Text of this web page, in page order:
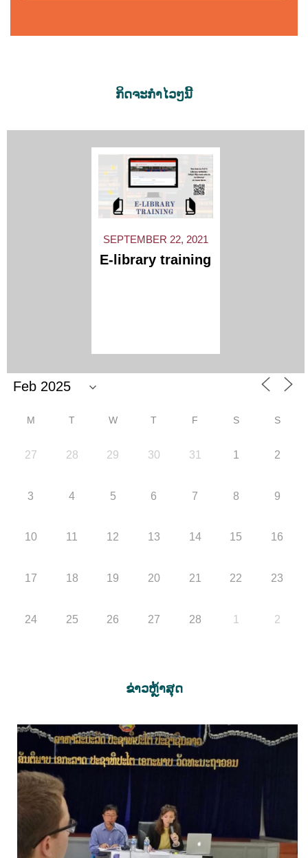
ກິດຈະກຳໄວໆນີ້
SEPTEMBER 22, 2021
E-library training
M T W T F S S
27 28 29 30 31 1 2
3 4 5 6 7 8 9
10 11 12 13 14 15 16
17 18 19 20 21 22 23
24 25 26 27 28 1 2
ຂ່າວຫຼ້າສຸດ